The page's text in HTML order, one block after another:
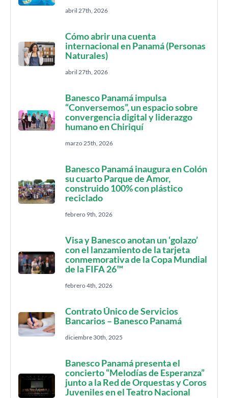
abril 27th, 2026
Cómo abrir una cuenta
internacional en Panamá (Personas
Naturales)
abril 27th, 2026
Banesco Panamá impulsa
“Conversemos”, un espacio sobre
convergencia digital y liderazgo
humano en Chiriquí
marzo 25th, 2026
Banesco Panamá inaugura en Colón
su cuarto Parque de Amor,
construido 100% con plástico
reciclado
febrero 9th, 2026
Visa y Banesco anotan un ‘golazo’
con el lanzamiento de la tarjeta
conmemorativa de la Copa Mundial
de la FIFA 26™
febrero 4th, 2026
Contrato Único de Servicios
Bancarios – Banesco Panamá
diciembre 30th, 2025
Banesco Panamá presenta el
concierto “Melodías de Esperanza”
junto a la Red de Orquestas y Coros
Juveniles en el Teatro Nacional